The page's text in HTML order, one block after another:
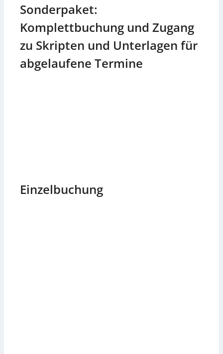
Sonderpaket:
Komplettbuchung und Zugang
zu Skripten und Unterlagen für
abgelaufene Termine
Einzelbuchung